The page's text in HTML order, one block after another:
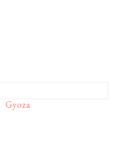
Gyoza